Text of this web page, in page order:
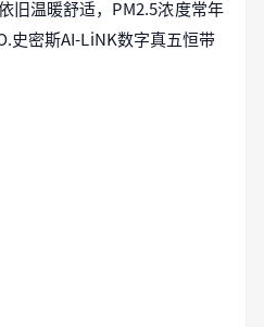
旧温暖舒适，PM2.5浓度常年
史密斯AI-LiNK数字真五恒带